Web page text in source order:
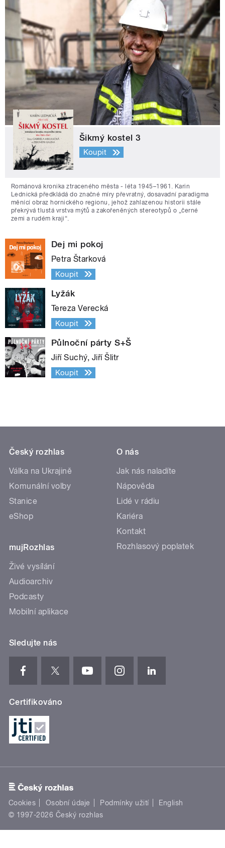
Šikmý kostel 3
Koupit
Románová kronika ztraceného města - léta 1945–1961. Karin
Lednická předkládá do značné míry převratný, dosavadní paradigma
měnící obraz hornického regionu, jehož zahlazenou historii stále
překrývá tlustá vrstva mýtů a zakořeněných stereotypů o „černé
zemi a rudém kraji“.
Dej mi pokoj
Petra Štarková
Koupit
Lyžák
Tereza Verecká
Koupit
Půlnoční párty S+Š
Jiří Suchý, Jiří Šlitr
Koupit
Český rozhlas
Válka na Ukrajině
Komunální volby
Stanice
eShop
mujRozhlas
Živé vysílání
Audioarchiv
Podcasty
Mobilní aplikace
O nás
Jak nás naladíte
Nápověda
Lidé v rádiu
Kariéra
Kontakt
Rozhlasový poplatek
Sledujte nás
Certifikováno
Cookies Osobní údaje Podmínky užití
English
© 1997-2026 Český rozhlas